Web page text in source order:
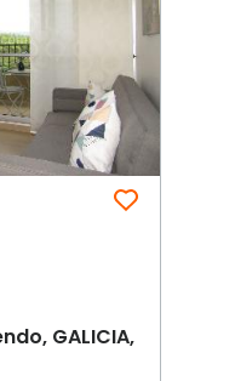
GALICIA,